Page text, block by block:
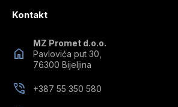
Kontakt
MZ Promet d.o.o.
Pavlovića put 30,
76300 Bijeljina
+387 55 350 580